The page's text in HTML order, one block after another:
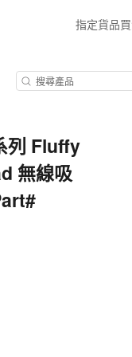
指定貨品
列 Fluffy
無線吸